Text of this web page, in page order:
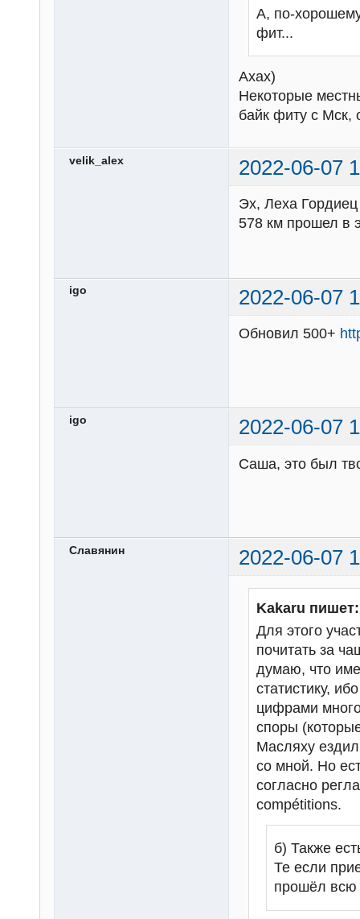
А, по-
фит...
Ахах)
Некоторые
байк фиту с Мск,
velik_alex 2022-06-07
Эх, Леха
578 км прошел в
igo 2022-06-07
Обновил 500+
igo 2022-06-07
Саша, это был
Славянин 2022-06-07
Kakaru пишет:
Для этого
почитать за
думаю, что
статистику,
цифрами
споры
Масляху
со мной. Но
согласно
compétitions.
б) Также
Те если
прошёл всю